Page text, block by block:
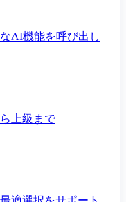
AI機能を呼び出し
上級まで